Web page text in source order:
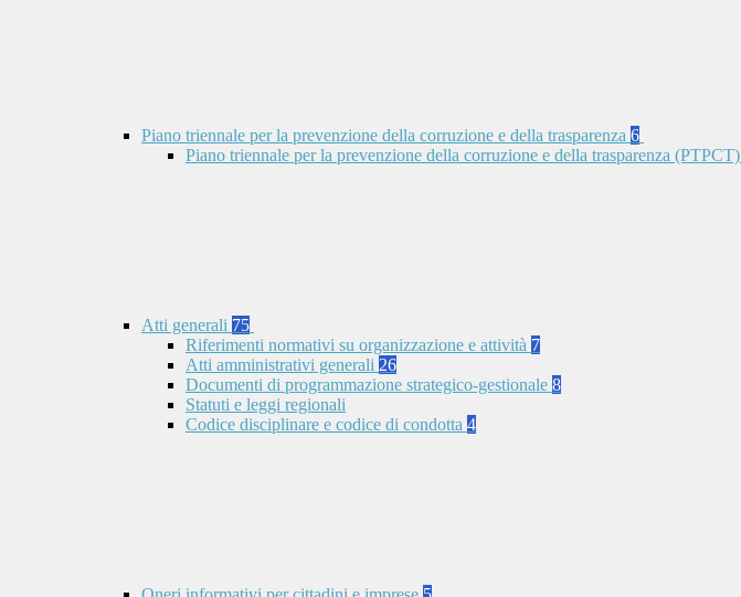
Piano triennale per la prevenzione della corruzione e della trasparenza 6
Piano triennale per la prevenzione della corruzione e della trasparenza (PTPCT)
Atti generali 75
Riferimenti normativi su organizzazione e attività 7
Atti amministrativi generali 26
Documenti di programmazione strategico-gestionale 8
Statuti e leggi regionali
Codice disciplinare e codice di condotta 4